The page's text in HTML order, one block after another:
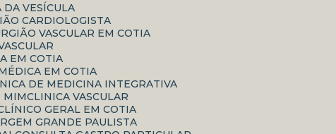
DA VESÍCULA
CARDIOLOGISTA
VASCULAR EM COTIA
EM COTIA
MÉDICA EM COTIA
DE MEDICINA INTEGRATIVA
MIM CLINICA VASCULAR
CLÍNICO GERAL EM COTIA
GRANDE PAULISTA